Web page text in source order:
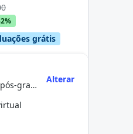
grátis
Especialização (pós-graduação)
Alterar